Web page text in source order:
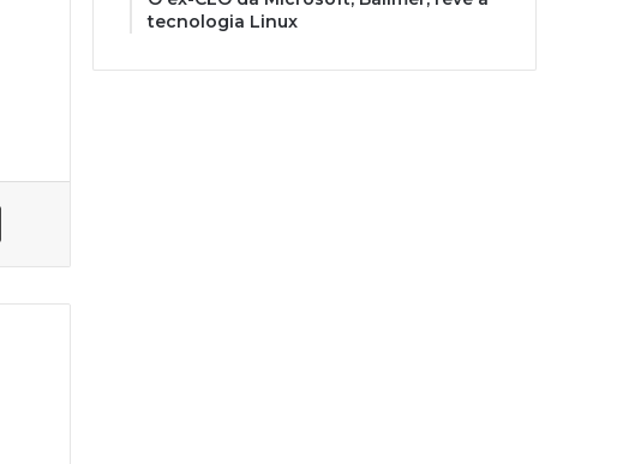
tecnologia Linux